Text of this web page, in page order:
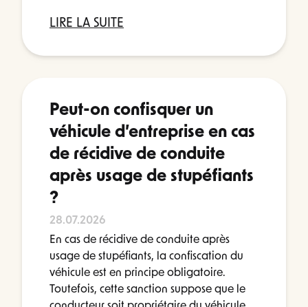
LIRE LA SUITE
Peut-on confisquer un
véhicule d’entreprise en cas
de récidive de conduite
après usage de stupéfiants
?
28.07.2026
En cas de récidive de conduite après
usage de stupéfiants, la confiscation du
véhicule est en principe obligatoire.
Toutefois, cette sanction suppose que le